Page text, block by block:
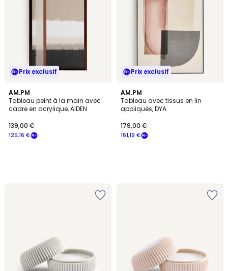
Prix exclusif
AM.PM
Tableau peint à la main avec
cadre en acrylique, AIDEN
125,16 €
139,00 €
Prix exclusif
AM.PM
Tableau avec tissus en lin
appliqués, DYA
161,19 €
179,00 €